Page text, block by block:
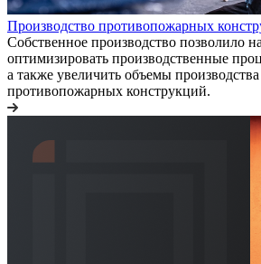
Производство противопожарных
Собственное производство позволило
оптимизировать производственные
а также увеличить объемы
противопожарных конструкций.